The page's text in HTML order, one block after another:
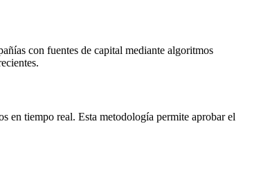
con fuentes de capital mediante algoritmos
en tiempo real. Esta metodología permite aprobar el